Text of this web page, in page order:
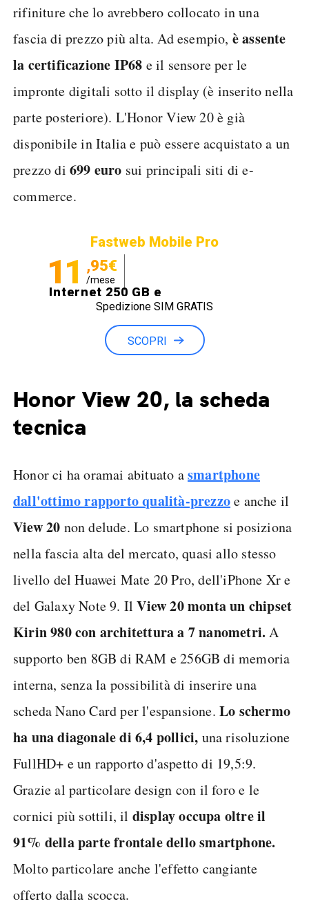
rifiniture che lo avrebbero collocato in una
fascia di prezzo più alta. Ad esempio, è assente
la certificazione IP68 e il sensore per le
impronte digitali sotto il display (è inserito nella
parte posteriore). L'Honor View 20 è già
disponibile in Italia e può essere acquistato a un
prezzo di 699 euro sui principali siti di e-
commerce.
Fastweb Mobile Pro
11 ,95€
/mese
Internet 250 GB e
Minuti illimitati
Spedizione SIM GRATIS
SCOPRI
Honor View 20, la scheda
tecnica
Honor ci ha oramai abituato asmartphone
dall'ottimo rapporto qualità-prezzoe anche il
View 20 non delude. Lo smartphone si posiziona
nella fascia alta del mercato, quasi allo stesso
livello del Huawei Mate 20 Pro, dell'iPhone Xr e
del Galaxy Note 9. IlView 20 monta un chipset
Kirin 980 con architettura a 7 nanometri. A
supporto ben 8GB di RAM e 256GB di memoria
interna, senza la possibilità di inserire una
scheda Nano Card per l'espansione. Lo schermo
ha una diagonale di 6,4 pollici, una risoluzione
FullHD+ e un rapporto d'aspetto di 19,5:9.
Grazie al particolare design con il foro e le
cornici più sottili, il display occupa oltre il
91% della parte frontale dello smartphone.
Molto particolare anche l'effetto cangiante
offerto dalla scocca.